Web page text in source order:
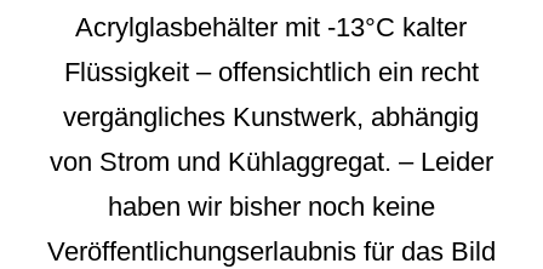
Acrylglasbehälter mit -13°C kalter
Flüssigkeit – offensichtlich ein recht
vergängliches Kunstwerk, abhängig
von Strom und Kühlaggregat. – Leider
haben wir bisher noch keine
Veröffentlichungserlaubnis für das Bild